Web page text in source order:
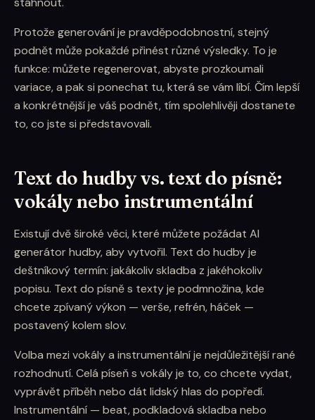
Protože generování je pravděpodobnostní, stejný
podnět může pokaždé přinést různé výsledky. To je
funkce: můžete regenerovat, abyste prozkoumali
variace, a pak si ponechat tu, která se vám líbí. Čím lepší
a konkrétnější je váš podnět, tím spolehlivěji dostanete
to, co jste si představovali.
Text do hudby vs. text do písně:
vokály nebo instrumentální
Existují dvě široké věci, které můžete požádat AI
generátor hudby, aby vytvořil. Text do hudby je
deštníkový termín: jakákoliv skladba z jakéhokoliv
popisu. Text do písně s texty je podmnožina, kde
chcete zpívaný výkon — verše, refrén, háček —
postavený kolem slov.
Volba mezi vokály a instrumentální je nejdůležitější rané
rozhodnutí. Celá píseň s vokály je to, co chcete vydat,
vyprávět příběh nebo dát lidský hlas do popředí.
Instrumentální — beat, podkladová skladba nebo